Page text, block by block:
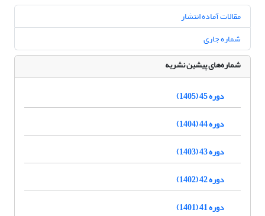
مقالات آماده انتشار
شماره جاری
شماره‌های پیشین نشریه
دوره 45 (1405)
دوره 44 (1404)
دوره 43 (1403)
دوره 42 (1402)
دوره 41 (1401)